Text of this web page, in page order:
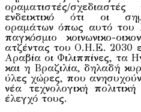
οραματιστές/
ενδεικτικό ότι οι
οραμάτων όπως αυτό του
παγκόσμιο κοινωνικο-
ατζέντας του Ο.Η.Ε. 2030
Αραβία οι Φιλιππίνες, τα
και η Βραζιλία, δηλαδή
ύλες χώρες, που
νέα τεχνολογική
έλεγχό τους.